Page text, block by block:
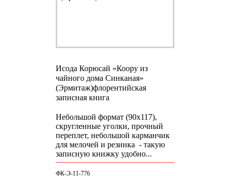
Исода Корюсай «Коору из
чайного дома Синканая»
(Эрмитаж)флорентийская
записная книга
Небольшой формат (90х117),
скругленные уголки, прочный
переплет, небольшой карманчик
для мелочей и резинка - такую
записную книжку удобно...
ФК-Э-11-776